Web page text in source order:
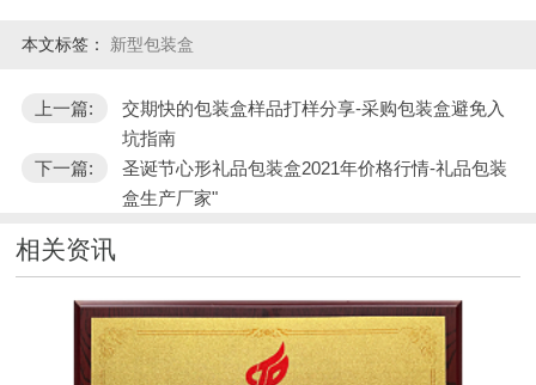
本文标签： 新型包装盒
上一篇:
交期快的包装盒样品打样分享-采购包装盒避免入
坑指南
下一篇:
圣诞节心形礼品包装盒2021年价格行情-礼品包装
盒生产厂家"
相关资讯